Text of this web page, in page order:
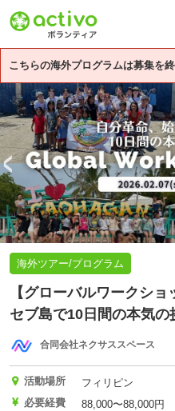
こちらの海外プログラムは募集を終
基本情報 募集詳細
海外ツアー/プログラム
【グローバルワークショ
セブ島で10日間の本気の
合同会社ネクサススペース
活動場所
フィリピン
必要経費
88,000〜88,000円